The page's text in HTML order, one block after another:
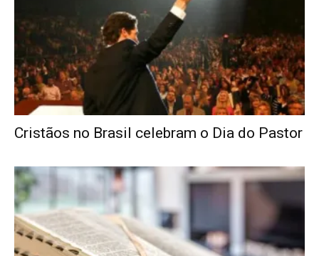
Cristãos no Brasil celebram o Dia do Pastor